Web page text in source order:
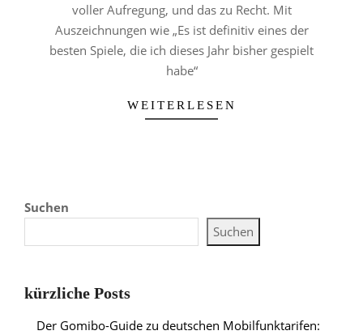
voller Aufregung, und das zu Recht. Mit
Auszeichnungen wie „Es ist definitiv eines der
besten Spiele, die ich dieses Jahr bisher gespielt
habe“
WEITERLESEN
Suchen
Suchen
kürzliche Posts
Der Gomibo-Guide zu deutschen Mobilfunktarifen: